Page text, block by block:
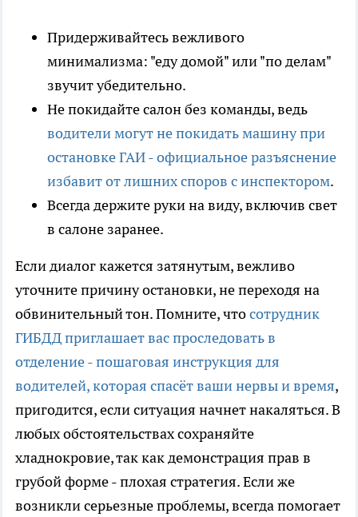
Придерживайтесь вежливого
минимализма: "еду домой" или "по делам"
звучит убедительно.
Не покидайте салон без команды, ведь
водители могут не покидать машину при
остановке ГАИ - официальное разъяснение
избавит от лишних споров с инспектором.
Всегда держите руки на виду, включив свет
в салоне заранее.
Если диалог кажется затянутым, вежливо
уточните причину остановки, не переходя на
обвинительный тон. Помните, чтосотрудник
ГИБДД приглашает вас проследовать в
отделение - пошаговая инструкция для
водителей, которая спасёт ваши нервы и время,
пригодится, если ситуация начнет накаляться. В
любых обстоятельствах сохраняйте
хладнокровие, так как демонстрация прав в
грубой форме - плохая стратегия. Если же
возникли серьезные проблемы, всегда помогает